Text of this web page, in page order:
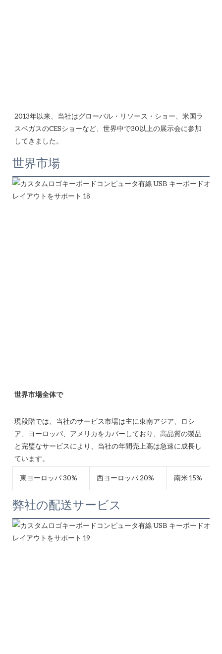
2013年以来、当社はグローバル・リソース・ショー、米国ラ
スベガスのCESショーなど、世界中で30以上の展示会に参加
世界市場
現段階では、当社のサービス市場は主に東南アジア、ロシ
ア、ヨーロッパ、アメリカをカバーしており、高品質の製品
と完璧なサービスにより、当社の年間売上高は急速に成長し
東ヨーロッパ 30% 西ヨーロッパ 20% 南米 15%
弊社の配送サービス